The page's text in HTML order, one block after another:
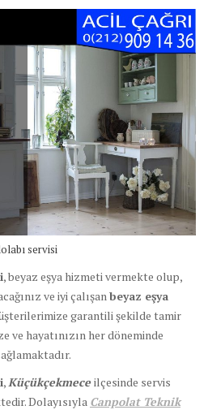
servisi
, beyaz eşya hizmeti vermekte olup,
ve iyi çalışan beyaz eşya
garantili şekilde tamir
ve hayatınızın her döneminde
, Küçükçekmeceilçesinde servis
Dolayısıyla Canpolat Teknik